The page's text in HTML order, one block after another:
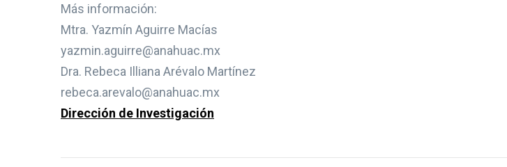
Más información:
Mtra. Yazmín Aguirre Macías
yazmin.aguirre@anahuac.mx
Dra. Rebeca Illiana Arévalo Martínez
rebeca.arevalo@anahuac.mx
Dirección de Investigación